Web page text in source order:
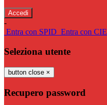
-
Entra con SPID Entra con CIE
Seleziona utente
button close ×
Recupero password